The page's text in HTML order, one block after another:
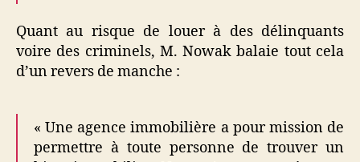
Quant au risque de louer à des délinquants
voire des criminels, M. Nowak balaie tout cela
d’un revers de manche :
« Une agence immobilière a pour mission de
permettre à toute personne de trouver un